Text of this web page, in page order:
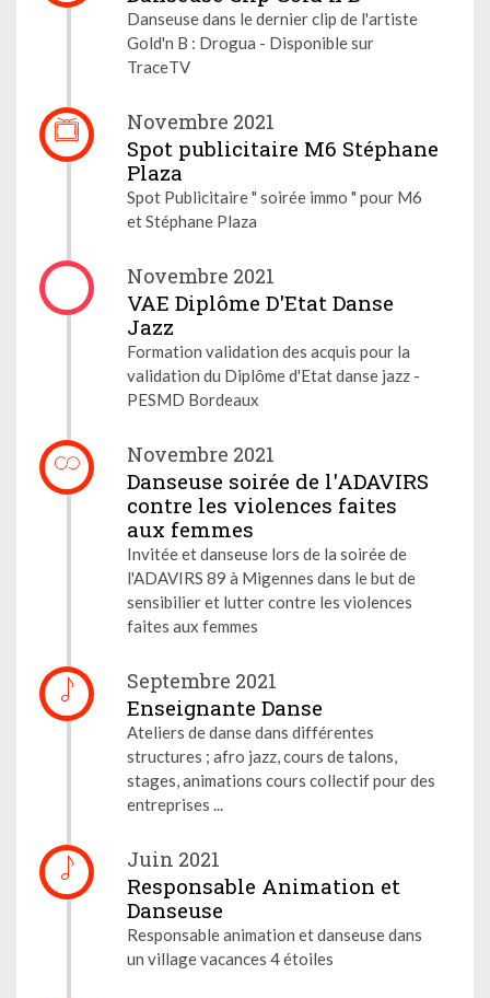
Danseuse dans le dernier clip de l'artiste
Gold'n B : Drogua - Disponible sur
TraceTV
Novembre 2021
Spot publicitaire M6 Stéphane
Plaza
Spot Publicitaire " soirée immo " pour M6
et Stéphane Plaza
Novembre 2021
VAE Diplôme D'Etat Danse
Jazz
Formation validation des acquis pour la
validation du Diplôme d'Etat danse jazz -
PESMD Bordeaux
Novembre 2021
Danseuse soirée de l'ADAVIRS
contre les violences faites
aux femmes
Invitée et danseuse lors de la soirée de
l'ADAVIRS 89 à Migennes dans le but de
sensibilier et lutter contre les violences
faites aux femmes
Septembre 2021
Enseignante Danse
Ateliers de danse dans différentes
structures ; afro jazz, cours de talons,
stages, animations cours collectif pour des
entreprises ...
Juin 2021
Responsable Animation et
Danseuse
Responsable animation et danseuse dans
un village vacances 4 étoiles